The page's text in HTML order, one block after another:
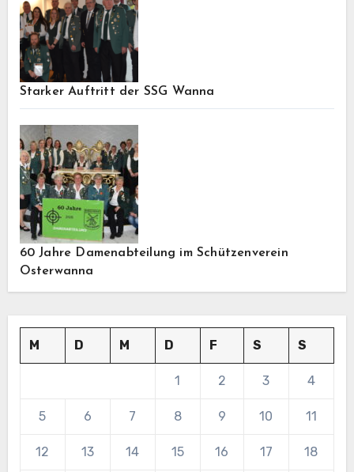
Starker Auftritt der SSG Wanna
60 Jahre Damenabteilung im Schützenverein
Osterwanna
M D M D F S S
1 2 3 4
5 6 7 8 9 10 11
12 13 14 15 16 17 18